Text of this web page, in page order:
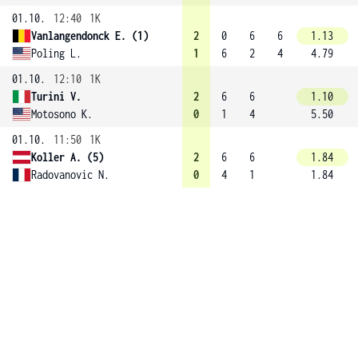
01.10.
12:40
1K
Vanlangendonck E. (1)
Poling L.
2
1
0
6
6
2
6
4
1.13
4.79
01.10.
12:10
1K
Turini V.
Motosono K.
2
0
6
1
6
4
1.10
5.50
01.10.
11:50
1K
Koller A. (5)
Radovanovic N.
2
0
6
4
6
1
1.84
1.84